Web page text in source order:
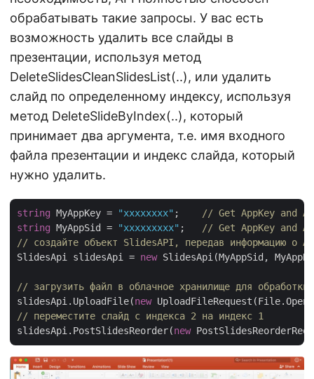
обрабатывать такие запросы. У вас есть
возможность удалить все слайды в
презентации, используя метод
DeleteSlidesCleanSlidesList(..), или удалить
слайд по определенному индексу, используя
метод DeleteSlideByIndex(..), который
принимает два аргумента, т.е. имя входного
файла презентации и индекс слайда, который
нужно удалить.
string MyAppKey = "xxxxxxxx" ; // Get AppKey and
string MyAppSid = "xxxxxxxxx" ; // Get AppKey and
// создайте объект SlidesAPI, передав информацию о
SlidesApi slidesApi = new SlidesApi(MyAppSid,
// загрузить файл в облачное хранилище для обработки
slidesApi.UploadFile(new UploadFileRequest(File.Open(
// переместите слайд с индекса 2 на индекс 1
slidesApi.PostSlidesReorder(new